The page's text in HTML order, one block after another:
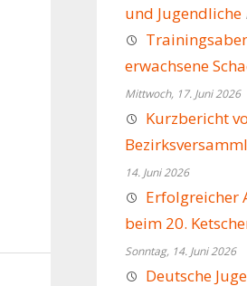
und Jugendliche
erwachsene
Mittwoch, 17. Juni 2026
Kurzbericht
14. Juni 2026
Erfolgreicher
beim 20.
Sonntag, 14. Juni 2026
Deutsche